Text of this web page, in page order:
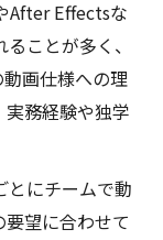
After Effectsな
ことが多く、
画仕様への理
務経験や独学
とにチームで動
望に合わせて